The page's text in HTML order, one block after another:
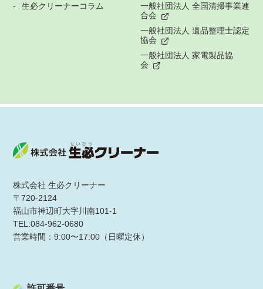
生必クリーナーコラム
一般社団法人 全国清掃事業連
合会
一般社団法人 遺品整理士認定
協会
一般社団法人 家電製品協
会
株式会社 生必クリーナー
〒720-2124
福山市神辺町大字川南101-1
TEL:084-962-0680
営業時間：9:00〜17:00（日曜定休）